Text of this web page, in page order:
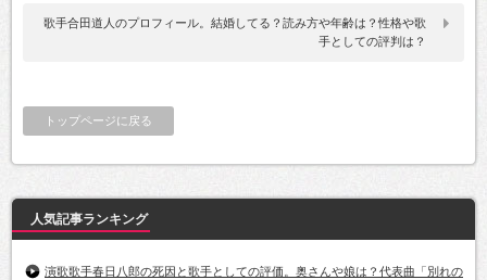
歌手合田道人のプロフィール。結婚してる？読み方や年齢は？性格や歌
手としての評判は？
トップページに戻る
人気記事ランキング
演歌歌手春日八郎の死因と歌手としての評価。奥さんや娘は？代表曲「別れの